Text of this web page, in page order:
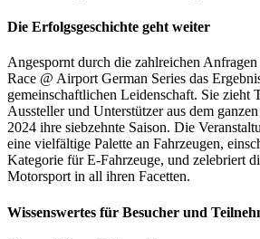
Die Erfolgsgeschichte geht weiter
Angespornt durch die zahlreichen Anfragen
Race @ Airport German Series das
gemeinschaftlichen Leidenschaft. Sie zieht
Aussteller und Unterstützer aus dem
2024 ihre siebzehnte Saison. Die
eine vielfältige Palette an Fahrzeugen,
Kategorie für E-Fahrzeuge, und zelebriert
Motorsport in all ihren Facetten.
Wissenswertes für Besucher und